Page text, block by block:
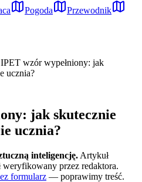
Pogoda
Przewodnik
IPET wzór wypełniony: jak
ucznia?
jak skutecznie
ucznia?
inteligencję. Artykuł
weryfikowany przez redaktora.
formularz — poprawimy treść.